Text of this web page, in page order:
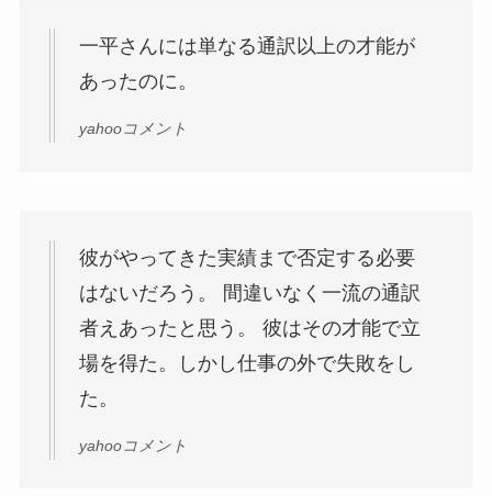
一平さんには単なる通訳以上の才能が
あったのに。
yahooコメント
彼がやってきた実績まで否定する必要
はないだろう。 間違いなく一流の通訳
者えあったと思う。 彼はその才能で立
場を得た。しかし仕事の外で失敗をし
た。
yahooコメント